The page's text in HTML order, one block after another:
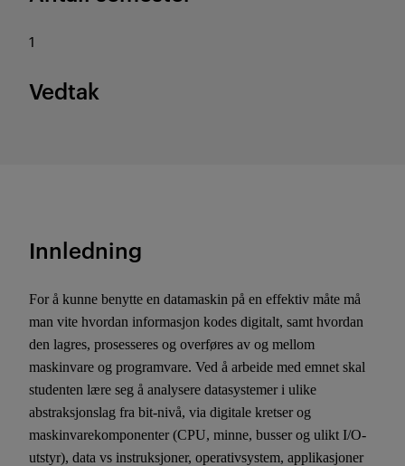
1
Vedtak
Innledning
For å kunne benytte en datamaskin på en effektiv måte må
man vite hvordan informasjon kodes digitalt, samt hvordan
den lagres, prosesseres og overføres av og mellom
maskinvare og programvare. Ved å arbeide med emnet skal
studenten lære seg å analysere datasystemer i ulike
abstraksjonslag fra bit-nivå, via digitale kretser og
maskinvarekomponenter (CPU, minne, busser og ulikt I/O-
utstyr), data vs instruksjoner, operativsystem, applikasjoner